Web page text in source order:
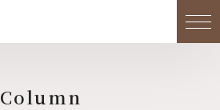
メ
Column